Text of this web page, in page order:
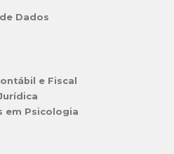
Dados
e Fiscal
em Psicologia